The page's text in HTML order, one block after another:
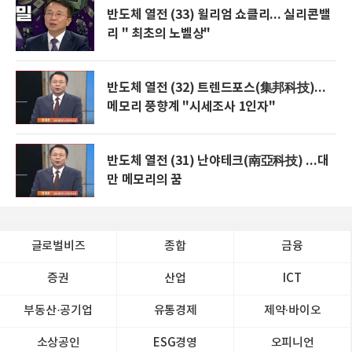
반도체 열전 (33) 윌리엄 쇼클리... 실리콘밸
리 " 최초의 노벨상"
반도체 열전 (32) 트렌드포스(集邦科技)...
메모리 풍향계 "시세조사 1인자"
반도체 열전 (31) 난야테크(南亞科技) ...대
만 메모리의 꿈
글로벌비즈 종합 금융
증권 산업 ICT
부동산·공기업 유통경제 제약∙바이오
소상공인 ESG경영 오피니언